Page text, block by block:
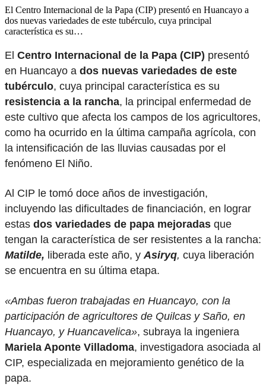
El Centro Internacional de la Papa (CIP) presentó en Huancayo a
dos nuevas variedades de este tubérculo, cuya principal
característica es su…
El Centro Internacional de la Papa (CIP) presentó
en Huancayo a dos nuevas variedades de este
tubérculo, cuya principal característica es su
resistencia a la rancha, la principal enfermedad de
este cultivo que afecta los campos de los agricultores,
como ha ocurrido en la última campaña agrícola, con
la intensificación de las lluvias causadas por el
fenómeno El Niño.
Al CIP le tomó doce años de investigación,
incluyendo las dificultades de financiación, en lograr
estas dos variedades de papa mejoradas que
tengan la característica de ser resistentes a la rancha:
Matilde, liberada este año, yAsiryq, cuya liberación
se encuentra en su última etapa.
«Ambas fueron trabajadas en Huancayo, con la
participación de agricultores de Quilcas y Saño, en
Huancayo, y Huancavelica», subraya la ingeniera
Mariela Aponte Villadoma, investigadora asociada al
CIP, especializada en mejoramiento genético de la
papa.